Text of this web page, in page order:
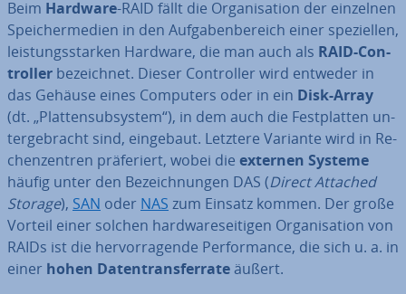
Beim Hardware-RAID fällt die Or­ga­ni­sa­ti­on der einzelnen
Spei­cher­me­di­en in den Auf­ga­ben­be­reich einer spe­zi­el­len,
leis­tungs­star­ken Hardware, die man auch als RAID-Con­
trol­ler be­zeich­net. Dieser Con­trol­ler wird entweder in
das Gehäuse eines Computers oder in ein Disk-Array
(dt. „Plat­ten­sub­sys­tem“), in dem auch die Fest­plat­ten un­
ter­ge­bracht sind, eingebaut. Letztere Variante wird in Re­
chen­zen­tren prä­fe­riert, wobei die externen Systeme
häufig unter den Be­zeich­nun­gen DAS (Direct Attached
Storage), SAN oder NAS zum Einsatz kommen. Der große
Vorteil einer solchen hard­ware­sei­ti­gen Or­ga­ni­sa­ti­on von
RAIDs ist die her­vor­ra­gen­de Per­for­mance, die sich u. a. in
einer hohen Da­ten­trans­fer­ra­teäußert.